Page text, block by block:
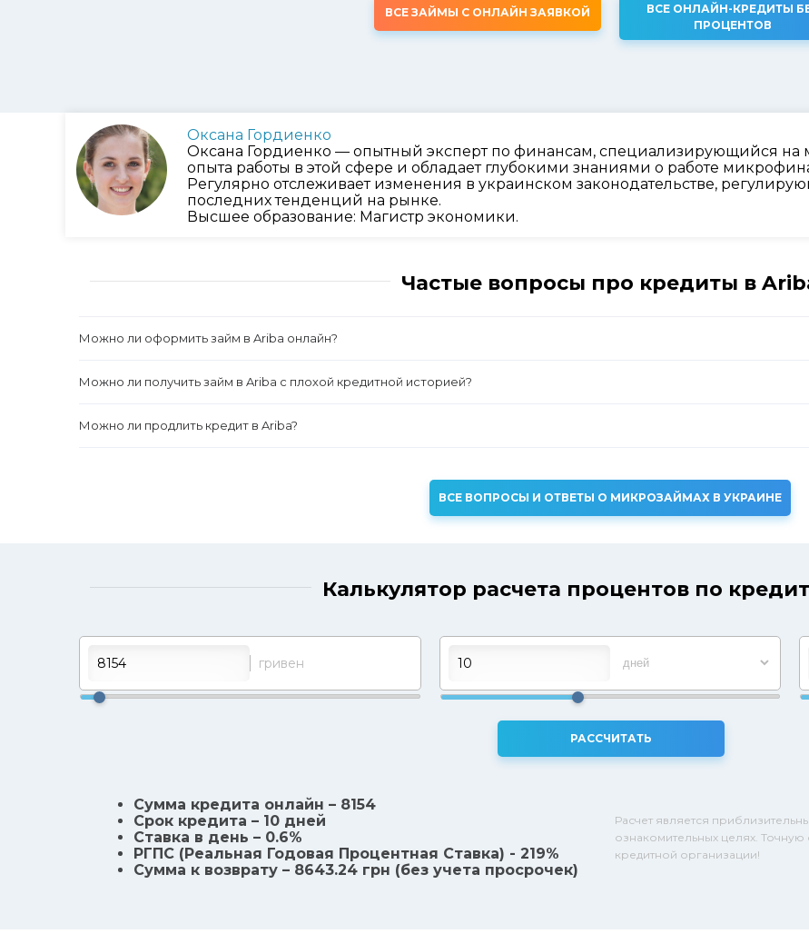
ВСЕ ЗАЙМЫ С ОНЛАЙН ЗАЯВКОЙ
ВСЕ ОНЛАЙН-КРЕДИТЫ
ПРОЦЕНТОВ
Оксана Гордиенко
Оксана Гордиенко — опытный эксперт по финансам, специализирующийся на
опыта работы в этой сфере и обладает глубокими знаниями о работе
Регулярно отслеживает изменения в украинском законодательстве,
последних тенденций на рынке.
Высшее образование: Магистр экономики.
Частые вопросы про кредиты в
Можно ли оформить займ в Ariba онлайн?
Можно ли получить займ в Ariba с плохой кредитной историей?
Можно ли продлить кредит в Ariba?
ВСЕ ВОПРОСЫ И ОТВЕТЫ О МИКРОЗАЙМАХ В УКРАИНЕ
Калькулятор расчета процентов по
гривен
РАССЧИТАТЬ
Сумма кредита онлайн – 8154
Срок кредита – 10 дней
Ставка в день – 0.6%
РГПС (Реальная Годовая Процентная Ставка) - 219%
Сумма к возврату – 8643.24 грн (без учета просрочек)
Расчет является
ознакомительных целях. Точную
кредитной организации!